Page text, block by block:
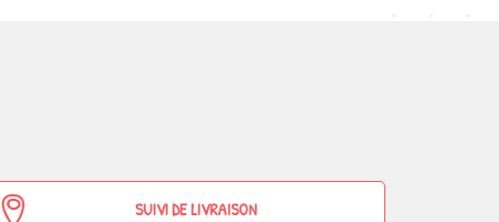
SUIVI DE LIVRAISON